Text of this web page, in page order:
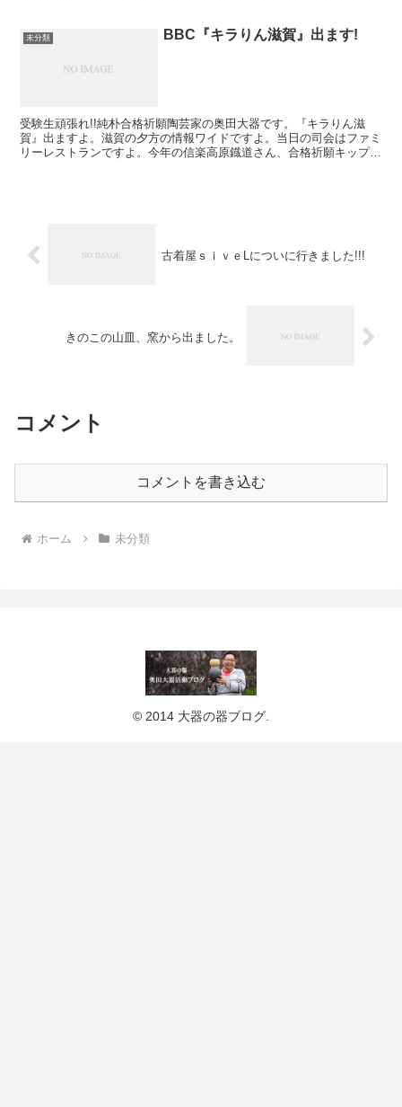
未分類 BBC『キラりん滋賀』出ます!
受験生頑張れ!!純朴合格祈願陶芸家の奥田大器です。『キラりん滋
賀』出ますよ。滋賀の夕方の情報ワイドですよ。当日の司会はファミ
リーレストランですよ。今年の信楽高原鐡道さん、合格祈願キップを
古着屋ｓｉｖｅLについに行きました!!!
きのこの山皿、窯から出ました。
コメント
コメントを書き込む
ホーム 未分類
© 2014 大器の器ブログ.